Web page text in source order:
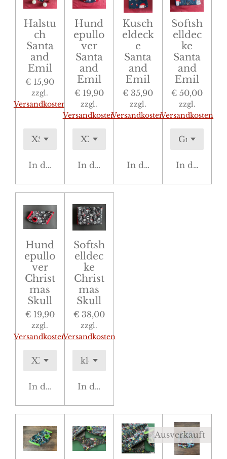
Halstu
ch
Santa
and
Emil
€ 15,90
zzgl.
Versandkosten
In den Warenkorb
Hund
epullo
ver
Santa
and
Emil
€ 19,90
zzgl.
Versandkosten
In den Warenkorb
Kusch
eldeck
e
Santa
and
Emil
€ 35,90
zzgl.
Versandkosten
In den Warenkorb
Softsh
elldec
ke
Santa
and
Emil
€ 50,00
zzgl.
Versandkosten
In den
Hund
epullo
ver
Christ
mas
Skull
€ 19,90
zzgl.
Versandkosten
In den Warenkorb
Softsh
elldec
ke
Christ
mas
Skull
€ 38,00
zzgl.
Versandkosten
In den Warenkorb
Ausverkauft